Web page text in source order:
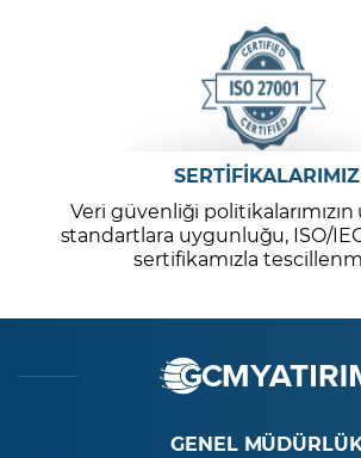
SERTİFİKALARIMIZ
Veri güvenliği politikalarımızın
standartlara uygunluğu, ISO/
sertifikamızla
GENEL